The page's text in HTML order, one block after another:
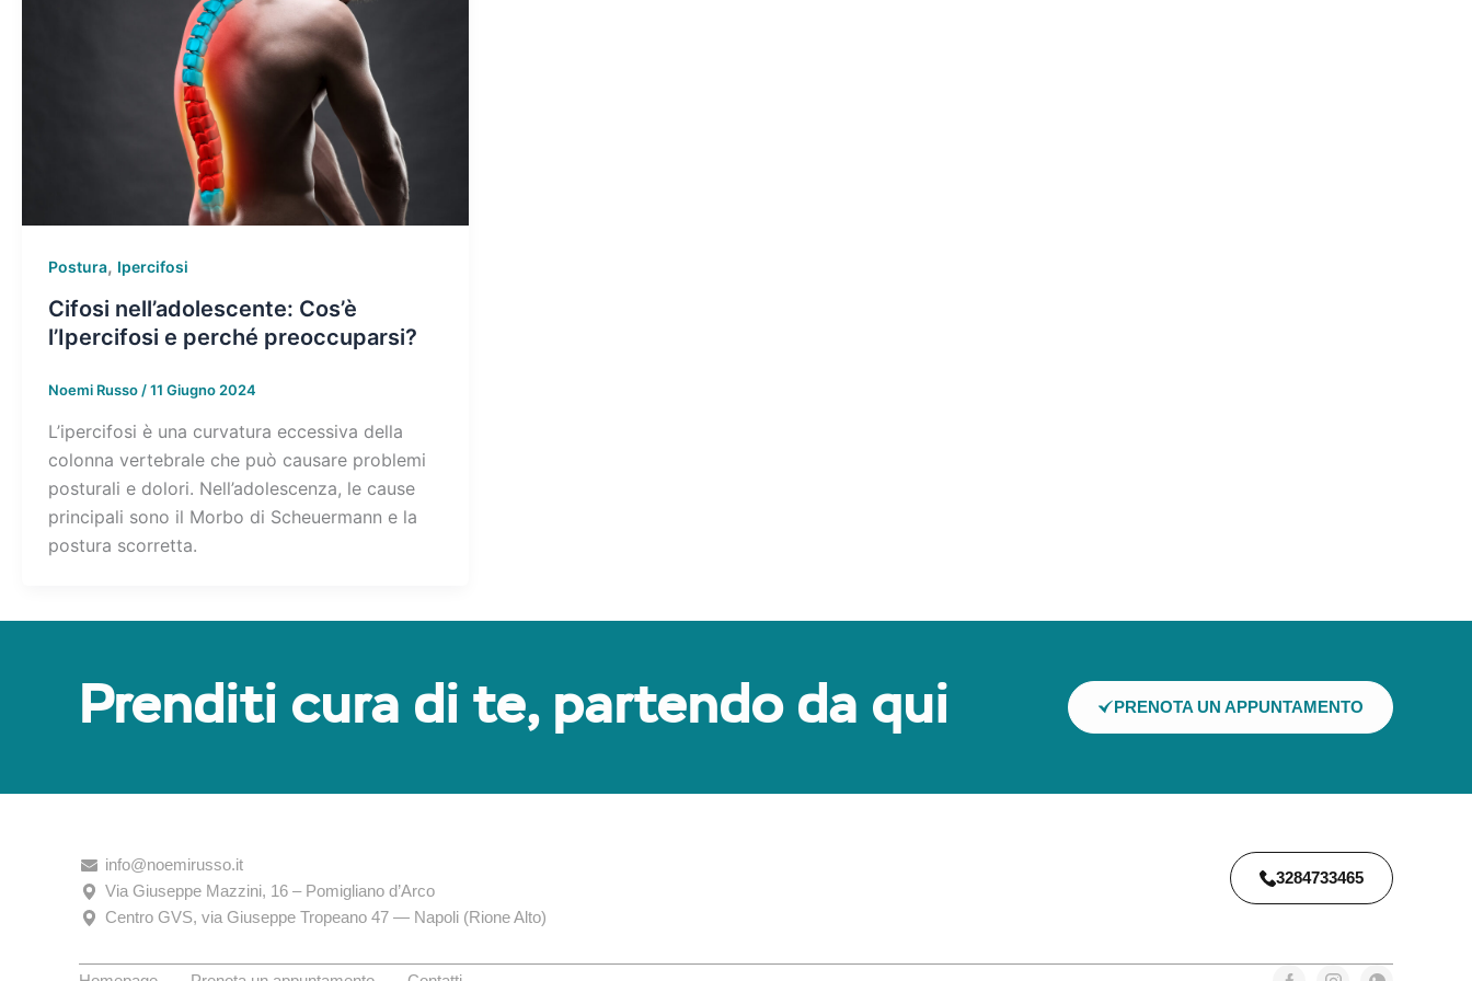
Postura, Ipercifosi
Cifosi nell’adolescente: Cos’è
l’Ipercifosi e perché preoccuparsi?
Noemi Russo /11 Giugno 2024
L’ipercifosi è una curvatura eccessiva della
colonna vertebrale che può causare problemi
posturali e dolori. Nell’adolescenza, le cause
principali sono il Morbo di Scheuermann e la
postura scorretta.
Prenditi cura di te, partendo da qui PRENOTA UN APPUNTAMENTO
info@noemirusso.it
Via Giuseppe Mazzini, 16 – Pomigliano d’Arco
Centro GVS, via Giuseppe Tropeano 47 — Napoli (Rione Alto)
3284733465